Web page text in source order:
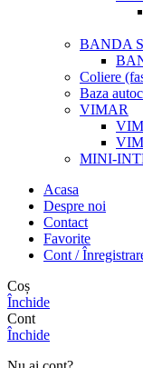
BANDA
Coliere
Baza
VIMAR
MINI-
Acasa
Despre noi
Contact
Favorite
Cont /
Coș
Închide
Cont
Închide